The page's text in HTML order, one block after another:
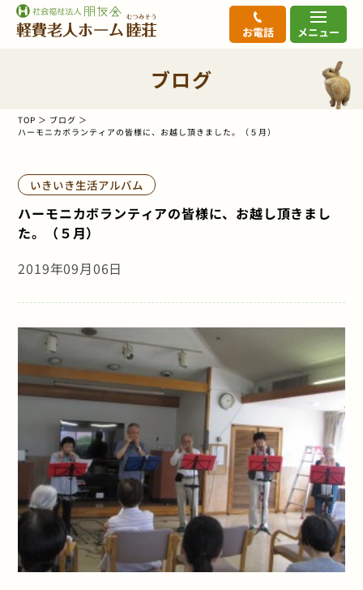
メニュー
お電話
ブログ
TOP
ブログ
ハーモニカボランティアの皆様に、お越し頂きました。（５月）
いきいき生活アルバム
ハーモニカボランティアの皆様に、お越し頂きまし
た。（５月）
2019年09月06日